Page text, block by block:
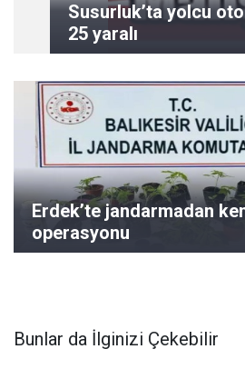
Susurluk’ta yolcu
25 yaralı
Erdek’te jandarmadan
operasyonu
Bunlar da İlginizi Çekebilir